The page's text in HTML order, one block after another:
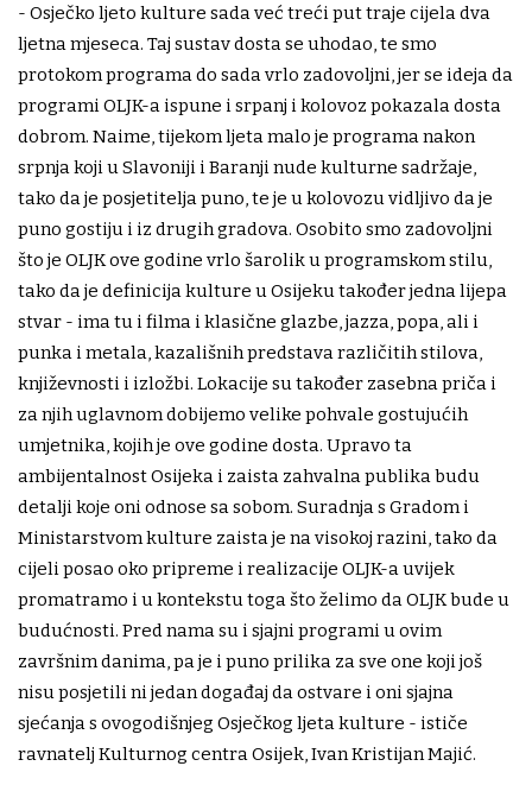
- Osječko ljeto kulture sada već treći put traje cijela dva
ljetna mjeseca. Taj sustav dosta se uhodao, te smo
protokom programa do sada vrlo zadovoljni, jer se ideja da
programi OLJK-a ispune i srpanj i kolovoz pokazala dosta
dobrom. Naime, tijekom ljeta malo je programa nakon
srpnja koji u Slavoniji i Baranji nude kulturne sadržaje,
tako da je posjetitelja puno, te je u kolovozu vidljivo da je
puno gostiju i iz drugih gradova. Osobito smo zadovoljni
što je OLJK ove godine vrlo šarolik u programskom stilu,
tako da je definicija kulture u Osijeku također jedna lijepa
stvar - ima tu i filma i klasične glazbe, jazza, popa, ali i
punka i metala, kazališnih predstava različitih stilova,
književnosti i izložbi. Lokacije su također zasebna priča i
za njih uglavnom dobijemo velike pohvale gostujućih
umjetnika, kojih je ove godine dosta. Upravo ta
ambijentalnost Osijeka i zaista zahvalna publika budu
detalji koje oni odnose sa sobom. Suradnja s Gradom i
Ministarstvom kulture zaista je na visokoj razini, tako da
cijeli posao oko pripreme i realizacije OLJK-a uvijek
promatramo i u kontekstu toga što želimo da OLJK bude u
budućnosti. Pred nama su i sjajni programi u ovim
završnim danima, pa je i puno prilika za sve one koji još
nisu posjetili ni jedan događaj da ostvare i oni sjajna
sjećanja s ovogodišnjeg Osječkog ljeta kulture - ističe
ravnatelj Kulturnog centra Osijek, Ivan Kristijan Majić.